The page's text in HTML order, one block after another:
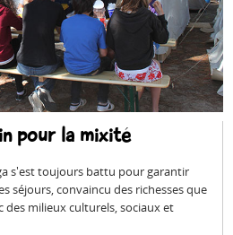
pour la mixité
s'est toujours battu pour garantir
séjours, convaincu des richesses que
milieux culturels, sociaux et